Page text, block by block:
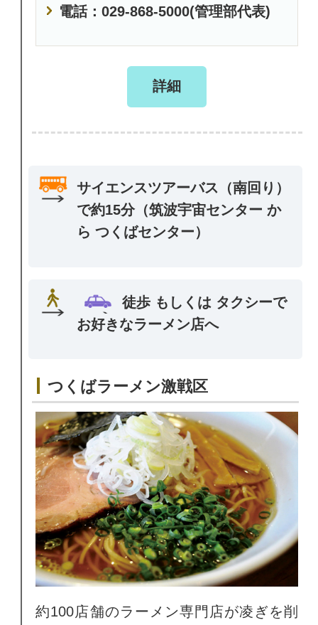
電話：029-868-5000(管理部代表)
詳細
サイエンスツアーバス（南回り）
で約15分（筑波宇宙センター か
ら つくばセンター）
徒歩 もしくは タクシーで
お好きなラーメン店へ
つくばラーメン激戦区
約100店舗のラーメン専門店が凌ぎを削